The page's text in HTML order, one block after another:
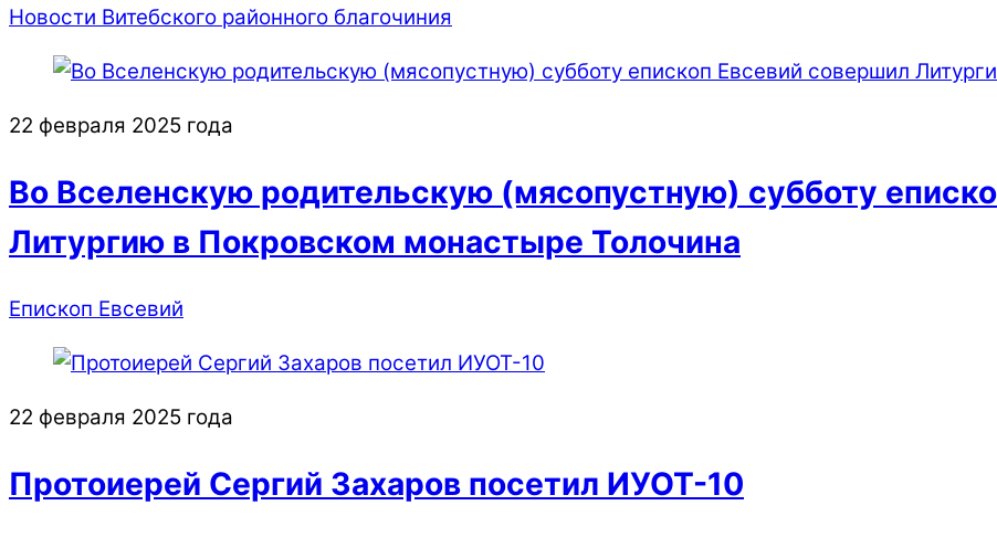
Новости Витебского районного благочиния
22 февраля 2025 года
Во Вселенскую родительскую (мясопустную) субботу
Литургию в Покровском монастыре Толочина
Епископ Евсевий
22 февраля 2025 года
Протоиерей Сергий Захаров посетил ИУОТ-10